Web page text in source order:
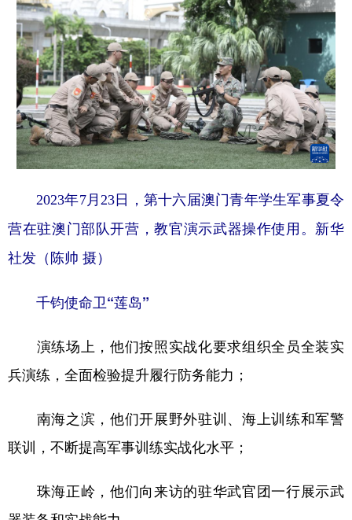
2023年7月23日，第十六届澳门青年学生军事夏令
营在驻澳门部队开营，教官演示武器操作使用。新华
社发（陈帅 摄）
千钧使命卫“莲岛”
演练场上，他们按照实战化要求组织全员全装实
兵演练，全面检验提升履行防务能力；
南海之滨，他们开展野外驻训、海上训练和军警
联训，不断提高军事训练实战化水平；
珠海正岭，他们向来访的驻华武官团一行展示武